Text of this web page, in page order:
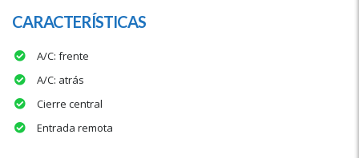
CARACTERÍSTICAS
A/C: frente
A/C: atrás
Cierre central
Entrada remota